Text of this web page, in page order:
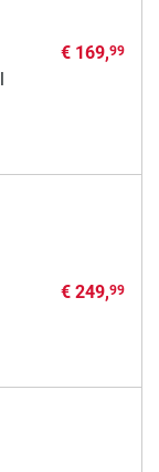
€ 169,99
€ 249,99